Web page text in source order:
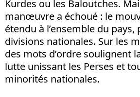
Kurdes ou les Baloutches.
manœuvre a échoué : le
étendu à l’ensemble du pays,
divisions nationales. Sur les
des mots d’ordre soulignent
lutte unissant les Perses et
minorités nationales.